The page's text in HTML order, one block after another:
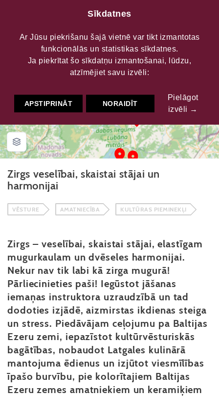
Zirgs veselībai, skaistai stājai un harmonijai
Zirgs veselībai, skaistai stājai un
harmonijai
VĒSTURE AMATNIECĪBA KULTŪRAS PIEMINEKĻI
Zirgs – veselībai, skaistai stājai, elastīgam
mugurkaulam un dvēseles harmonijai.
Nekur nav tik labi kā zirga mugurā!
Pārliecinieties paši! Iegūstot jāšanas
iemaņas instruktora uzraudzībā un tad
dodoties izjādē, aizmirstas ikdienas steiga
un stress. Piedāvājam ceļojumu pa Baltijas
Ezeru zemi, iepazīstot kultūrvēsturiskās
bagātības, nobaudot Latgales kulinārā
mantojuma ēdienus un izjūtot viesmīlības
īpašo burvību, pie kolorītajiem Baltijas
Ezeru zemes amatniekiem un keramiķiem
Sīkdatnes
Ar Jūsu piekrišanu šajā vietnē var tikt izmantotas
funkcionālās un statistikas sīkdatnes.
Ja piekrītat šo sīkdatņu izmantošanai, lūdzu,
atzīmējiet savu izvēli:
APSTIPRINĀT NORAIDĪT
Pielāgot
izvēli →